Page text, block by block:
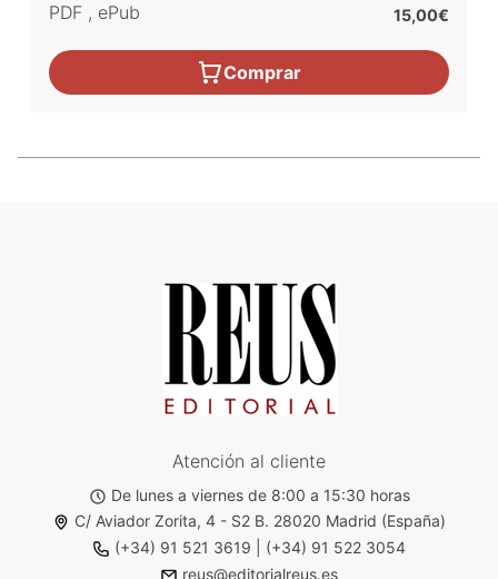
PDF , ePub 15,00€
Comprar
Atención al cliente
De lunes a viernes de 8:00 a 15:30 horas
C/ Aviador Zorita, 4 - S2 B. 28020 Madrid (España)
(+34) 91 521 3619
(+34) 91 522 3054
reus@editorialreus.es